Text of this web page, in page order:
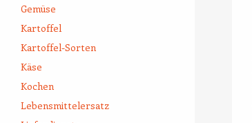
Gemüse
Kartoffel
Kartoffel-Sorten
Käse
Kochen
Lebensmittelersatz